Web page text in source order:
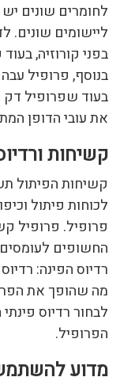
לחומרים שונים
ליישומים שונים.
בפני קורוזיה,
בנוסף, פרופיל עבה
בעוד שפרופיל דק
את עובי הדופן
קשיחות
קשיחות הפיתול
לכוחות פיתול
פרופיל. פרופיל
החשופים
רדיוס הפינה:
מה שהופך את
לבחור רדיוס
הפרופיל.
מדוע להשתמש